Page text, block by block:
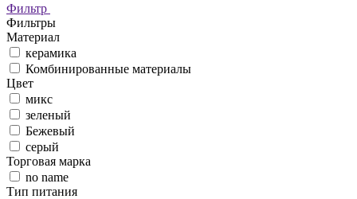
Фильтр
Фильтры
Материал
керамика
Комбинированные материалы
Цвет
микс
зеленый
Бежевый
серый
Торговая марка
no name
Тип питания